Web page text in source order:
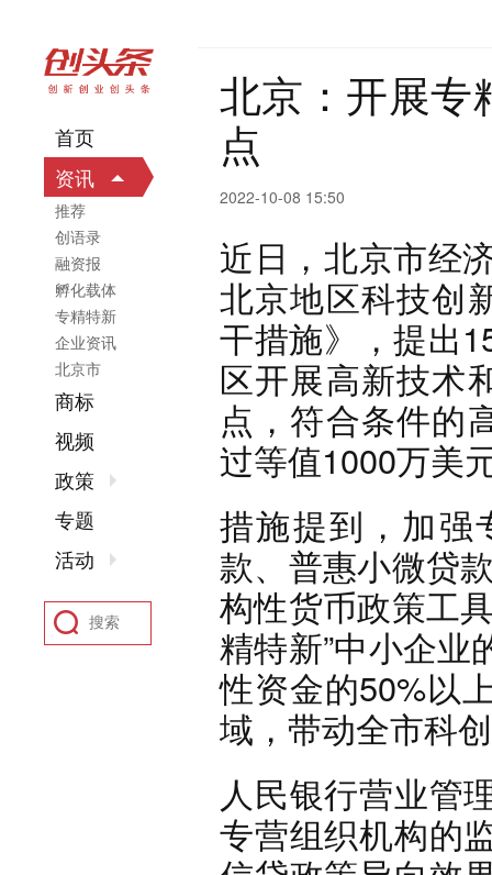
北京：开展专
点
2022-10-08 15:50
近日，北京市经
北京地区科技创
干措施》，提出
区开展高新技术
点，符合条件的
过等值1000万美
措施提到，加强
款、普惠小微贷
构性货币政策工
精特新”中小企业
性资金的50%以
域，带动全市科
人民银行营业管
专营组织机构的
首页
资讯
推荐
创语录
融资报
孵化载体
专精特新
企业资讯
北京市
商标
视频
政策
专题
活动